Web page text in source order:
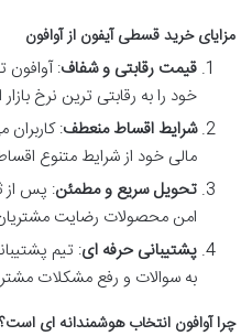
مزایای خرید قسطی آیفون از آوافون
قیمت رقابتی و شفاف:
خود را به رقابتی ترین نرخ بازار
شرایط اقساط منعطف: کاربران
مالی خود از شرایط متنوع
تحویل سریع و مطمئن: پس از
امن محصولات رضایت
پشتیبانی حرفه ای: تیم
به سوالات و رفع مشکلات
چرا آوافون انتخاب هوشمندانه ای است؟